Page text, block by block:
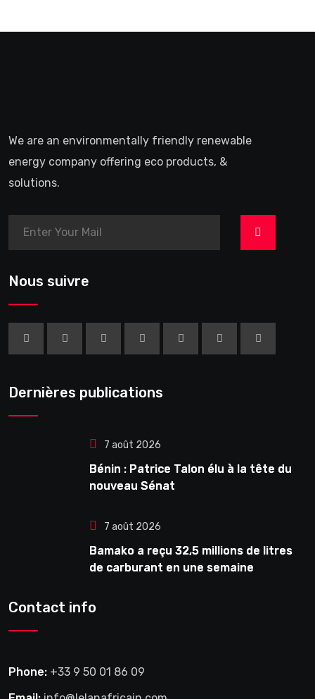
We are an environmentally friendly renewable
energy company offering eco products, &
solutions.
>
Nous suivre
Dernières publications
7 août 2026
Bénin : Patrice Talon élu à la tête du
nouveau Sénat
7 août 2026
Bamako a reçu 32,5 millions de litres
de carburant en une semaine
Contact info
Phone: +33 9 50 01 86 09